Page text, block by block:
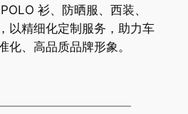
衫、防晒服、西装、
以精细化定制服务，助力车
化、高品质品牌形象。